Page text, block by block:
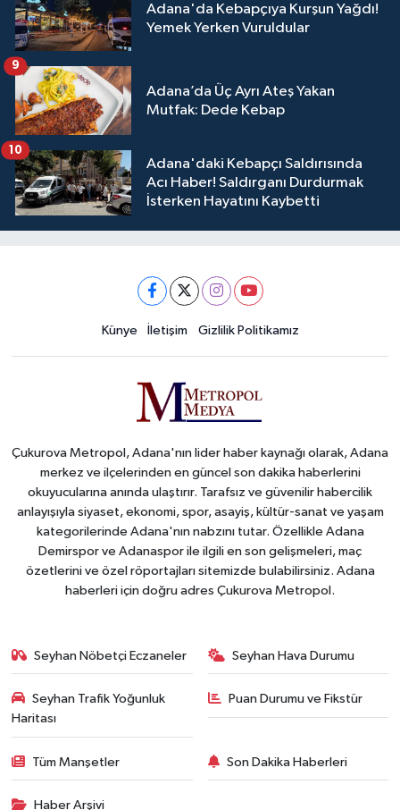
Adana'da Kebapçıya Kurşun Yağdı!
Yemek Yerken Vuruldular
Adana’da Üç Ayrı Ateş Yakan
Mutfak: Dede Kebap
9
Adana'daki Kebapçı Saldırısında
Acı Haber! Saldırganı Durdurmak
İsterken Hayatını Kaybetti
10
Künye İletişim Gizlilik Politikamız
Çukurova Metropol, Adana'nın lider haber kaynağı olarak, Adana
merkez ve ilçelerinden en güncel son dakika haberlerini
okuyucularına anında ulaştırır. Tarafsız ve güvenilir habercilik
anlayışıyla siyaset, ekonomi, spor, asayiş, kültür-sanat ve yaşam
kategorilerinde Adana'nın nabzını tutar. Özellikle Adana
Demirspor ve Adanaspor ile ilgili en son gelişmeleri, maç
özetlerini ve özel röportajları sitemizde bulabilirsiniz. Adana
haberleri için doğru adres Çukurova Metropol.
Seyhan Nöbetçi Eczaneler Seyhan Hava Durumu
Seyhan Trafik Yoğunluk
Haritası
Puan Durumu ve Fikstür
Tüm Manşetler Son Dakika Haberleri
Haber Arşivi